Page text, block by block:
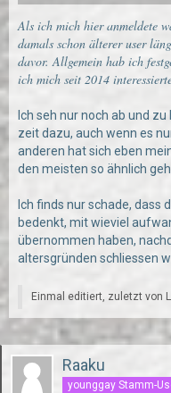
Als ich mich hier anmeldete
damals schon älterer user
davor. Allgemein hab ich
ich mich seit 2014
Ich seh nur noch ab und
zeit dazu, auch wenn es
anderen hat sich eben
den meisten so ähnlich
Ich finds nur schade, dass
bedenkt, mit wieviel
übernommen haben,
altersgründen schliessen
Einmal editiert, zuletzt von
Raaku
younggay Stamm-